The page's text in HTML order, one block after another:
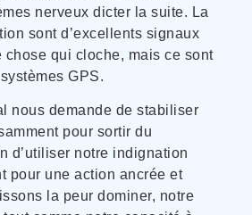
nerveux dicter la suite. La
sont d’excellents signaux
chose qui cloche, mais ce sont
GPS.
nous demande de stabiliser
pour sortir du
d’utiliser notre indignation
pour une action ancrée et
la peur dominer, notre